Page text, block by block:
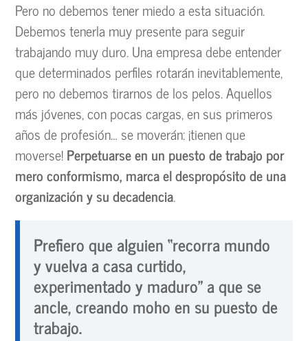
Pero no debemos tener miedo a esta situación.
Debemos tenerla muy presente para seguir
trabajando muy duro. Una empresa debe entender
que determinados perfiles rotarán inevitablemente,
pero no debemos tirarnos de los pelos. Aquellos
más jóvenes, con pocas cargas, en sus primeros
años de profesión… se moverán: ¡tienen que
moverse!Perpetuarse en un puesto de trabajo por
mero conformismo, marca el despropósito de una
organización y su decadencia.
Prefiero que alguien “recorra mundo
y vuelva a casa curtido,
experimentado y maduro” a que se
ancle, creando moho en su puesto de
trabajo.